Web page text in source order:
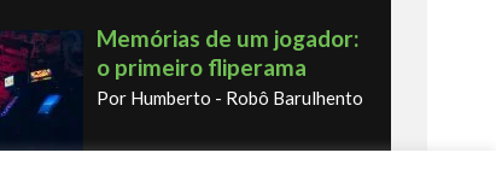
Memórias de um jogador:
o primeiro fliperama
Por Humberto - Robô Barulhento